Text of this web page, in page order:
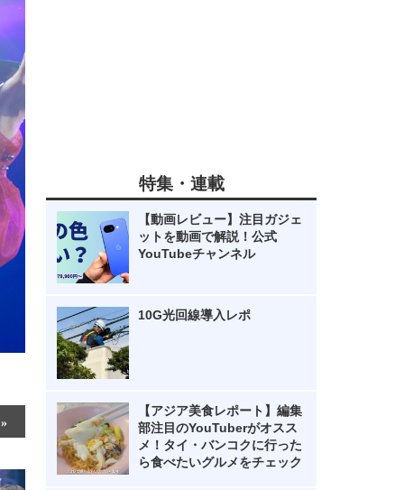
特集・連載
【動画レビュー】注目ガジェ
ットを動画で解説！公式
YouTubeチャンネル
10G光回線導入レポ
【アジア美食レポート】編集
部注目のYouTuberがオスス
メ！タイ・バンコクに行った
ら食べたいグルメをチェック